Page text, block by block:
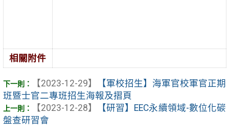
相關附件
【2023-12-29】
【軍校招生】海軍官校軍官正期
班暨士官二專班招生海報及摺頁
【2023-12-28】
【研習】EEC永續領域-數位化碳
盤查研習會